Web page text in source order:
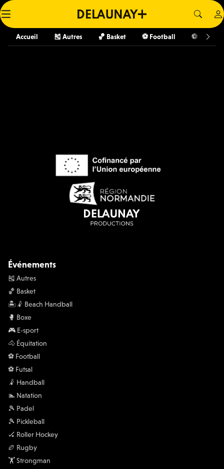
Accueil 🎽 Autres 🏀 Basket ⚽️ Football ⚽️ Futsal
Événements
🎽 Autres
🏀 Basket
🏝️🤾 Beach Handball
🥊 Boxe
🎮 E-sport
🐴 Équitation
⚽️ Football
⚽️ Futsal
🤾 Handball
🏊 Natation
🎾 Padel
🎾 Pickleball
🏑 Roller Hockey
🏉 Rugby
🏋 Strongman